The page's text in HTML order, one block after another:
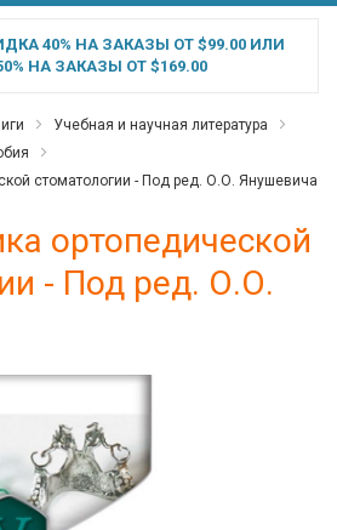
40% НА ЗАКАЗЫ ОТ $99.00 ИЛИ
НА ЗАКАЗЫ ОТ $169.00
Учебная и научная литература
стоматологии - Под ред. О.О. Янушевича
ортопедической
- Под ред. О.О.